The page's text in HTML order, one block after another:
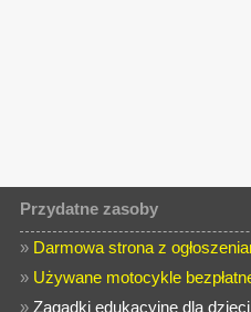
Przydatne zasoby
» Darmowa strona z
» Używane motocykle
»Zagadki edukacyjne dla dzieci